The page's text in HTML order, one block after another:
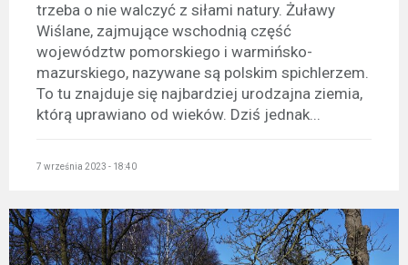
trzeba o nie walczyć z siłami natury. Żuławy
Wiślane, zajmujące wschodnią część
województw pomorskiego i warmińsko-
mazurskiego, nazywane są polskim spichlerzem.
To tu znajduje się najbardziej urodzajna ziemia,
którą uprawiano od wieków. Dziś jednak...
7 września 2023 - 18:40